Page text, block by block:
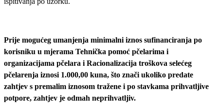
Prije mogućeg umanjenja minimalni iznos sufinanciranja po
korisniku u mjerama Tehnička pomoć pčelarima i
organizacijama pčelara i Racionalizacija troškova selećeg
pčelarenja iznosi 1.000,00 kuna, što znači ukoliko predate
zahtjev s premalim iznosom tražene i po stavkama prihvatljive
potpore, zahtjev je odmah neprihvatljiv.